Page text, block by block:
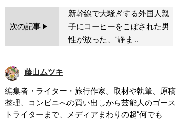
次の記事
新幹線で大騒ぎする外国人親
子にコーヒーをこぼされた男
性が放った、“静ま...
藤山ムツキ
編集者・ライター・旅行作家。取材や執筆、原稿
整理、コンビニへの買い出しから芸能人のゴース
トライターまで、メディアまわりの超“何でも